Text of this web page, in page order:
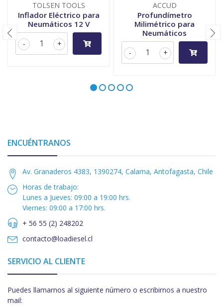
TOLSEN TOOLS
Inflador Eléctrico para
Neumáticos 12 V
+
-
ACCUD
Profundímetro
Milimétrico para
Neumáticos
+
-
ENCUÉNTRANOS
Av. Granaderos 4383, 1390274, Calama, Antofagasta, Chile
Horas de trabajo:
Lunes a Jueves: 09:00 a 19:00 hrs.
Viernes: 09:00 a 17:00 hrs.
+ 56 55 (2) 248202
contacto@loadiesel.cl
SERVICIO AL CLIENTE
Puedes llamarnos al siguiente número o escribirnos a nuestro
mail: